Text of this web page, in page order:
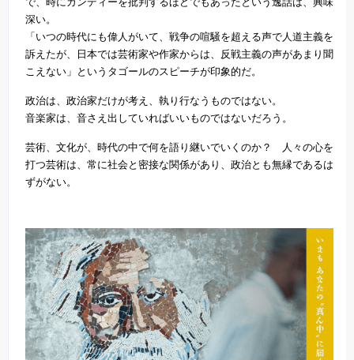
深い。
「いつの時代にも偉人がいて、戦争の喧騒を超える声で人道主義を
訴えたが、日本では芸術家や作家からは、反戦主義の声があまり聞
こえない」というタゴールのスピーチが印象的だ。
政治は、政治家だけが考え、執り行なうものではない。
音楽家は、音さえ出していればいいものではないだろう。
芸術、文化が、時代の中で何を語り継いでいくのか？ 人々の心を
打つ芸術は、常に社会と密接な関係があり、政治とも無縁であるは
ずがない。